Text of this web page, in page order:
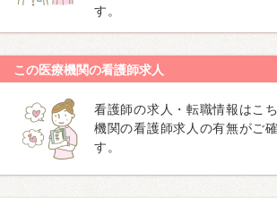
す。
この医療機関の看護師求人
看護師の求人・転職情報はこ
機関の看護師求人の有無がご
す。